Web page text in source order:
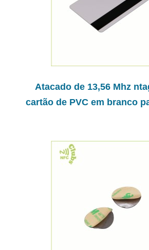
Atacado de 13,56 Mhz
cartão de PVC em branco